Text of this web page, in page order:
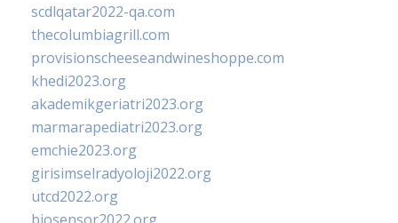
scdlqatar2022-qa.com
thecolumbiagrill.com
provisionscheeseandwineshoppe.com
khedi2023.org
akademikgeriatri2023.org
marmarapediatri2023.org
emchie2023.org
girisimselradyoloji2022.org
utcd2022.org